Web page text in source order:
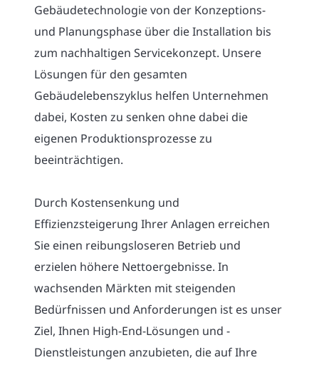
Gebäudetechnologie von der Konzeptions-
und Planungsphase über die Installation bis
zum nachhaltigen Servicekonzept. Unsere
Lösungen für den gesamten
Gebäudelebenszyklus helfen Unternehmen
dabei, Kosten zu senken ohne dabei die
eigenen Produktionsprozesse zu
beeinträchtigen.
Durch Kostensenkung und
Effizienzsteigerung Ihrer Anlagen erreichen
Sie einen reibungsloseren Betrieb und
erzielen höhere Nettoergebnisse. In
wachsenden Märkten mit steigenden
Bedürfnissen und Anforderungen ist es unser
Ziel, Ihnen High-End-Lösungen und -
Dienstleistungen anzubieten, die auf Ihre